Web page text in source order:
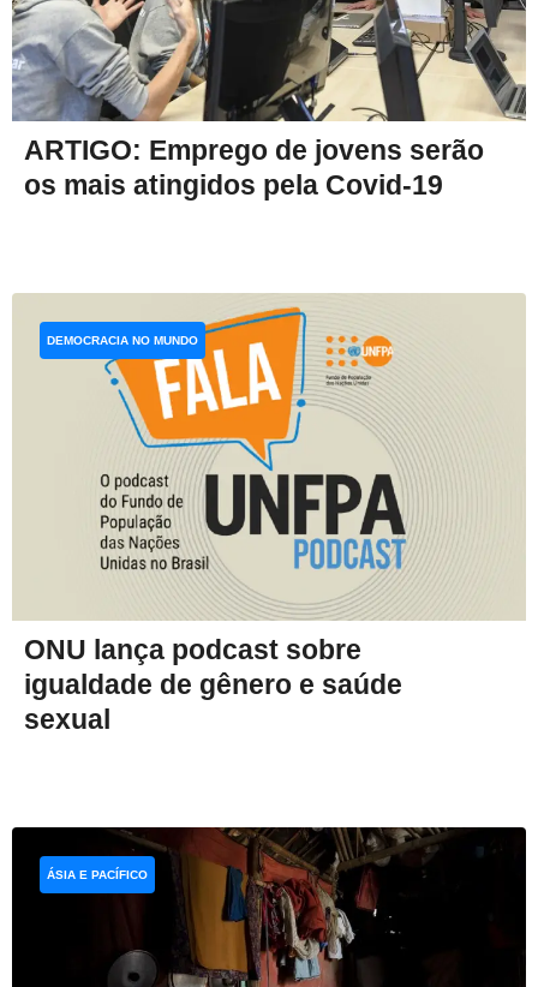
ARTIGO: Emprego de jovens serão
os mais atingidos pela Covid-19
ONU lança podcast sobre
igualdade de gênero e saúde
sexual
DEMOCRACIA NO MUNDO
ÁSIA E PACÍFICO